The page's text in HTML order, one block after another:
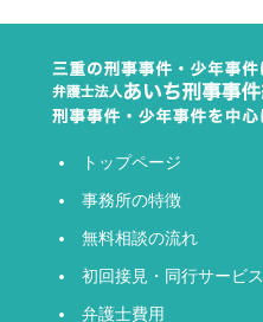
トップページ
事務所の特徴
無料相談の流れ
初回接見・同行サービス
弁護士費用